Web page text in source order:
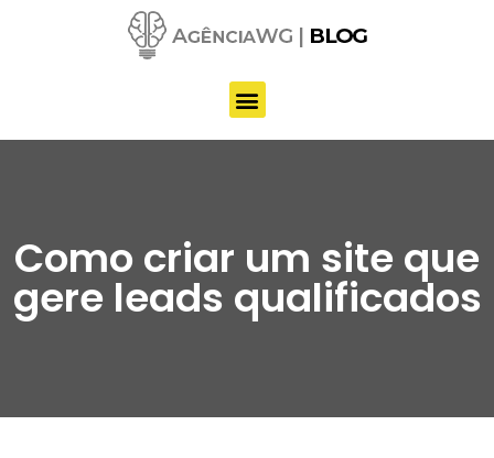
conteúdo
Como criar um site que
gere leads qualificados